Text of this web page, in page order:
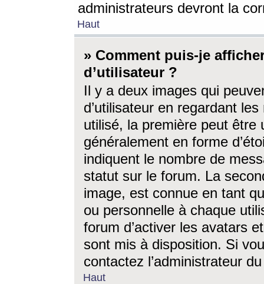
administrateurs devront la
Haut
» Comment puis-je
d’utilisateur ?
Il y a deux images qui
d’utilisateur en regardant
utilisé, la première peut être
généralement en forme
indiquent le nombre de
statut sur le forum. La
image, est connue en tant
ou personnelle à chaque
forum d’activer les avatars
sont mis à disposition. Si
contactez l’administrateur
Haut